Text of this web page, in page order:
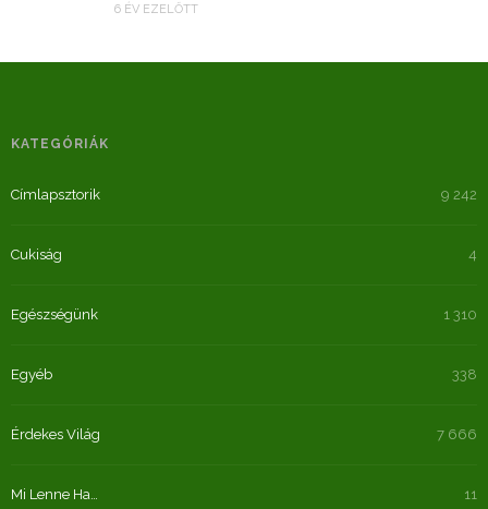
6 ÉV EZELŐTT
KATEGÓRIÁK
Címlapsztorik 9 242
Cukiság 4
Egészségünk 1 310
Egyéb 338
Érdekes Világ 7 666
Mi Lenne Ha… 11